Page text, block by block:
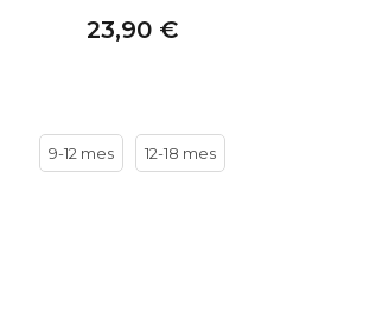
23,90 €
9-12 mes 12-18 mes